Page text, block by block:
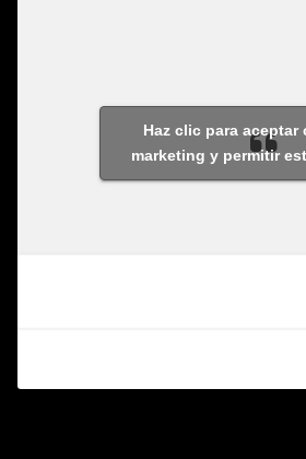
Haz clic para aceptar
marketing y permitir